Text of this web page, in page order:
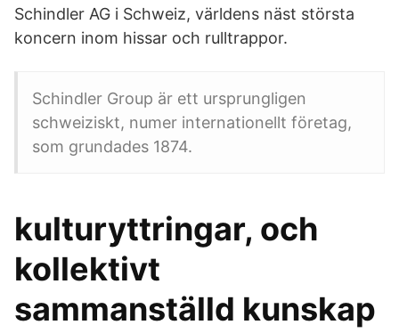
Schindler AG i Schweiz, världens näst största
koncern inom hissar och rulltrappor.
Schindler Group är ett ursprungligen
schweiziskt, numer internationellt företag,
som grundades 1874.
kulturyttringar, och
kollektivt
sammanställd kunskap